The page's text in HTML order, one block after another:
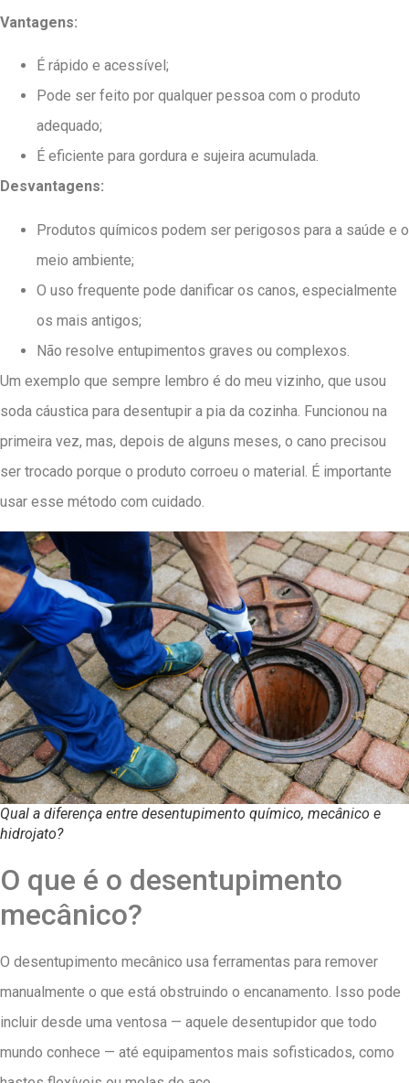
Vantagens:
É rápido e acessível;
Pode ser feito por qualquer pessoa com o produto
adequado;
É eficiente para gordura e sujeira acumulada.
Desvantagens:
Produtos químicos podem ser perigosos para a saúde e o
meio ambiente;
O uso frequente pode danificar os canos, especialmente
os mais antigos;
Não resolve entupimentos graves ou complexos.
Um exemplo que sempre lembro é do meu vizinho, que usou
soda cáustica para desentupir a pia da cozinha. Funcionou na
primeira vez, mas, depois de alguns meses, o cano precisou
ser trocado porque o produto corroeu o material. É importante
usar esse método com cuidado.
Qual a diferença entre desentupimento químico, mecânico e
hidrojato?
O que é o desentupimento
mecânico?
O desentupimento mecânico usa ferramentas para remover
manualmente o que está obstruindo o encanamento. Isso pode
incluir desde uma ventosa — aquele desentupidor que todo
mundo conhece — até equipamentos mais sofisticados, como